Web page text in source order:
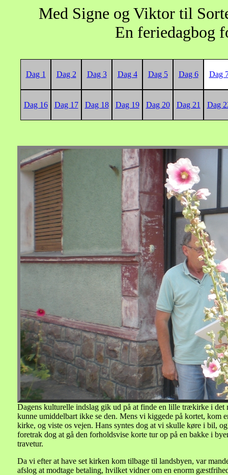
Med Signe og Viktor til
En feriedagbog
Dag 1 Dag 2 Dag 3 Dag 4 Dag 5 Dag 6 Dag
Dag 16 Dag 17 Dag 18 Dag 19 Dag 20 Dag 21 Dag
Dagens kulturelle indslag gik ud på at finde en lille trækirke i
kunne umiddelbart ikke se den. Mens vi kiggede på kortet, kom
kirke, og viste os vejen. Hans syntes dog at vi skulle køre i bil,
foretrak dog at gå den forholdsvise korte tur op på en bakke i
travetur.
Da vi efter at have set kirken kom tilbage til landsbyen, var
afslog at modtage betaling, hvilket vidner om en enorm